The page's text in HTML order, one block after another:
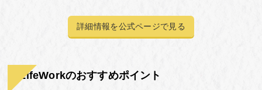
詳細情報を公式ページで見る
LifeWorkのおすすめポイント